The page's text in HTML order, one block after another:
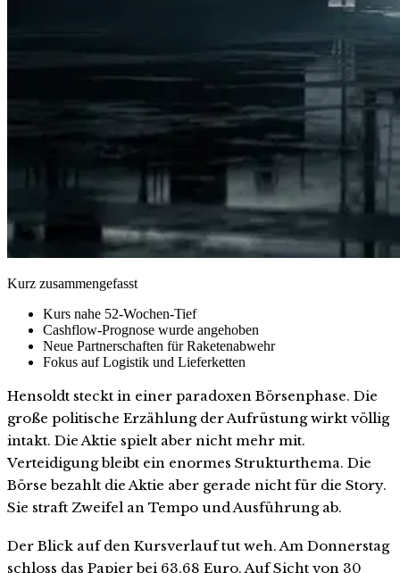
Kurz zusammengefasst
Kurs nahe 52-Wochen-Tief
Cashflow-Prognose wurde angehoben
Neue Partnerschaften für Raketenabwehr
Fokus auf Logistik und Lieferketten
Hensoldt steckt in einer paradoxen Börsenphase. Die
große politische Erzählung der Aufrüstung wirkt völlig
intakt. Die Aktie spielt aber nicht mehr mit.
Verteidigung bleibt ein enormes Strukturthema. Die
Börse bezahlt die Aktie aber gerade nicht für die Story.
Sie straft Zweifel an Tempo und Ausführung ab.
Der Blick auf den Kursverlauf tut weh. Am Donnerstag
schloss das Papier bei 63,68 Euro. Auf Sicht von 30